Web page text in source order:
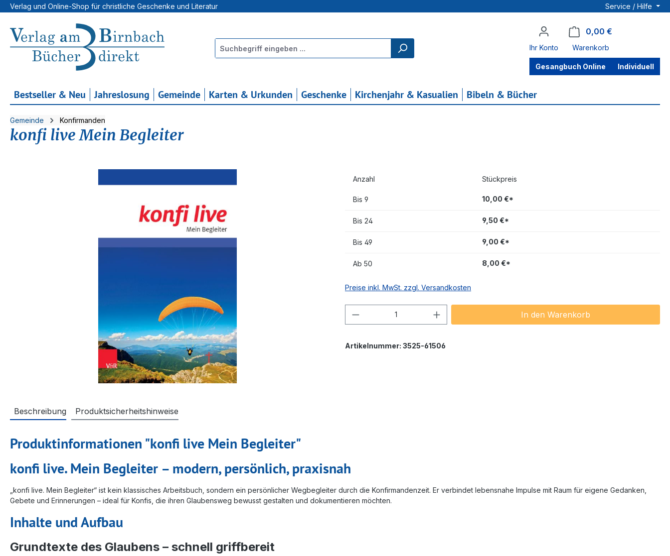
Hauptinhalt springen
Zur Suche springen
Zur Hauptnavigation springen
Verlag und Online-Shop für christliche Geschenke und Literatur Service / Hilfe
Ihr Konto
0,00 €
Warenkorb
Gesangbuch Online Individuell
Bestseller & Neu Jahreslosung Gemeinde Karten & Urkunden Geschenke Kirchenjahr & Kasualien Bibeln & Bücher
Gemeinde Konfirmanden
konfi live Mein Begleiter
Anzahl Stückpreis
Bis 9 10,00 €*
Bis 24 9,50 €*
Bis 49 9,00 €*
Ab 50 8,00 €*
Preise inkl. MwSt. zzgl. Versandkosten
Produkt Anzahl: Gib den gewünschten Wert ein oder
In den Warenkorb
Artikelnummer: 3525-61506
Beschreibung Produktsicherheitshinweise
Produktinformationen "konfi live Mein Begleiter"
konfi live. Mein Begleiter – modern, persönlich, praxisnah
„konfi live. Mein Begleiter“ ist kein klassisches Arbeitsbuch, sondern ein persönlicher Wegbegleiter durch die Konfirmandenzeit. Er verbindet lebensnahe Impulse mit Raum für eigene Gedanken,
Gebete und Erinnerungen – ideal für Konfis, die ihren Glaubensweg bewusst gestalten und dokumentieren möchten.
Inhalte und Aufbau
Grundtexte des Glaubens – schnell griffbereit